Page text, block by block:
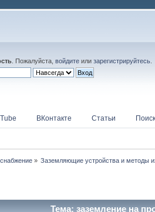
. Пожалуйста, войдите или зарегистрируйтесь
ВКонтакте Статьи Поиск
» Заземляющие устройства и методы
Тема: заземление на